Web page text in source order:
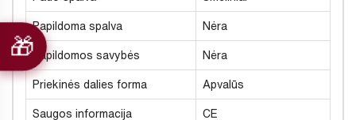
Papildoma spalva Nėra
Papildomos savybės Nėra
Priekinės dalies forma Apvalūs
Saugos informacija CE